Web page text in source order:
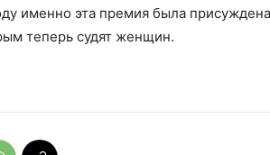
именно эта премия была присуждена
теперь судят женщин.